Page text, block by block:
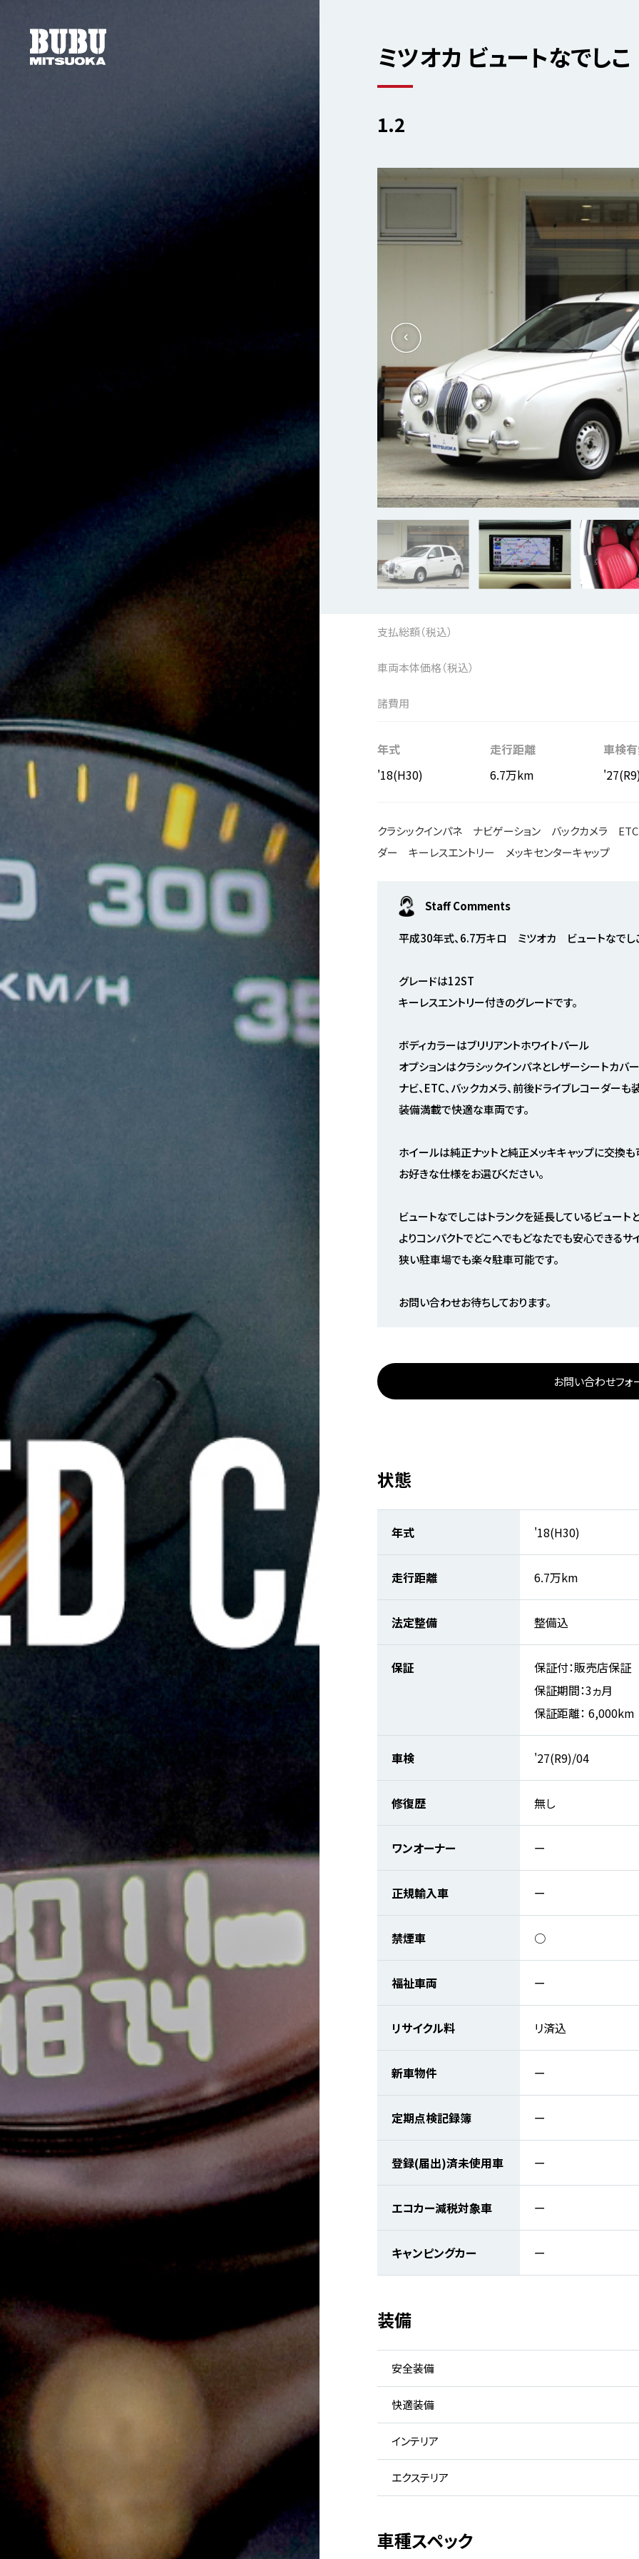
ミツオカ ビュートなでしこ
1.2
支払総額（税込）
車両本体価格（税込）
諸費用
年式
'18(H30)
走行距離
6.7万km
車検
クラシックインパネ ナビゲーション バックカメラ
ダー キーレスエントリー メッキセンターキャップ
Staff Comments
平成30年式、6.7万キロ ミツオカ ビュートなでし
グレードは12ST
キーレスエントリー付きのグレードです。
ボディカラーはブリリアントホワイトパール
オプションはクラシックインパネとレザーシートカバ
ナビ、ETC、バックカメラ、前後ドライブレコーダーも
装備満載で快適な車両です。
ホイールは純正ナットと純正メッキキャップに交換も
お好きな仕様をお選びください。
ビュートなでしこはトランクを延長しているビュート
よりコンパクトでどこへでもどなたでも安心できるサ
狭い駐車場でも楽々駐車可能です。
お問い合わせお待ちしております。
お問い合わせフォ
状態
年式 '18(H30)
走行距離 6.7万km
法定整備 整備込
保証
保証付：販売店保証
保証期間：3ヵ月
保証距離： 6,000km
車検 '27(R9)/04
修復歴 無し
ワンオーナー ー
正規輸入車 ー
禁煙車 ○
福祉車両 ー
リサイクル料 リ済込
新車物件 ー
定期点検記録簿 ー
登録(届出)済未使用車 ー
エコカー減税対象車 ー
キャンピングカー ー
装備
安全装備
快適装備
インテリア
エクステリア
車種スペック